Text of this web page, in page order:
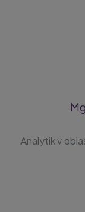
Analytik v